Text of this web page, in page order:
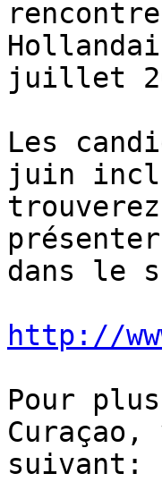
juillet
Les
juin
dans le
http://
Pour
suivant: